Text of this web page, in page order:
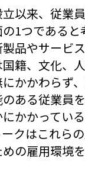
以来、従業
1つであると
品やサービ
籍、文化、
かかわらず
ある従業員
かかってい
クはこれら
の雇用環境